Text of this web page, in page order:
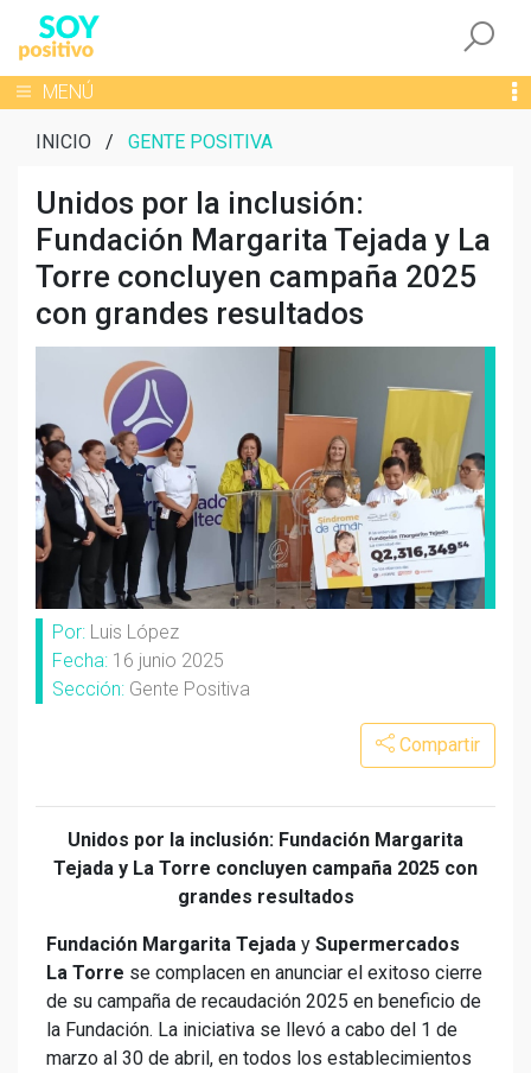
Toggle navigation
MENÚ
INICIO / GENTE POSITIVA
Unidos por la inclusión:
Fundación Margarita Tejada y La
Torre concluyen campaña 2025
con grandes resultados
Por: Luis López
Fecha: 16 junio 2025
Sección: Gente Positiva
Compartir
Unidos por la inclusión: Fundación Margarita
Tejada y La Torre concluyen campaña 2025 con
grandes resultados
Fundación Margarita Tejada y Supermercados
La Torre se complacen en anunciar el exitoso cierre
de su campaña de recaudación 2025 en beneficio de
la Fundación. La iniciativa se llevó a cabo del 1 de
marzo al 30 de abril, en todos los establecimientos